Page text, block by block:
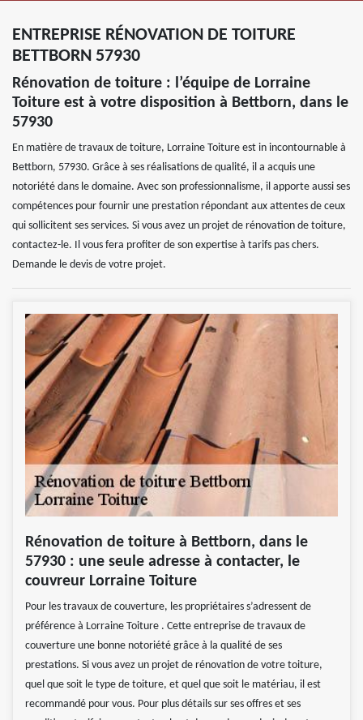
ENTREPRISE RÉNOVATION DE TOITURE
BETTBORN 57930
Rénovation de toiture : l’équipe de Lorraine
Toiture est à votre disposition à Bettborn, dans le
57930
En matière de travaux de toiture, Lorraine Toiture est in incontournable à
Bettborn, 57930. Grâce à ses réalisations de qualité, il a acquis une
notoriété dans le domaine. Avec son professionnalisme, il apporte aussi ses
compétences pour fournir une prestation répondant aux attentes de ceux
qui sollicitent ses services. Si vous avez un projet de rénovation de toiture,
contactez-le. Il vous fera profiter de son expertise à tarifs pas chers.
Demande le devis de votre projet.
Rénovation de toiture à Bettborn, dans le
57930 : une seule adresse à contacter, le
couvreur Lorraine Toiture
Pour les travaux de couverture, les propriétaires s’adressent de
préférence à Lorraine Toiture . Cette entreprise de travaux de
couverture une bonne notoriété grâce à la qualité de ses
prestations. Si vous avez un projet de rénovation de votre toiture,
quel que soit le type de toiture, et quel que soit le matériau, il est
recommandé pour vous. Pour plus détails sur ses offres et ses